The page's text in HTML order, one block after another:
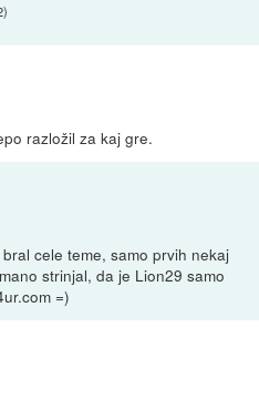
)
razložil za kaj gre.
cele teme, samo prvih nekaj
strinjal, da je Lion29 samo
=)